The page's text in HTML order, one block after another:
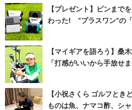
【プレゼント】ピンまで
わった! “プラスワン”の
【マイギアを語ろう】
「打感がいいから手放せま
【小祝さくら ゴルフと
ものは魚、ナマコ酢、シ